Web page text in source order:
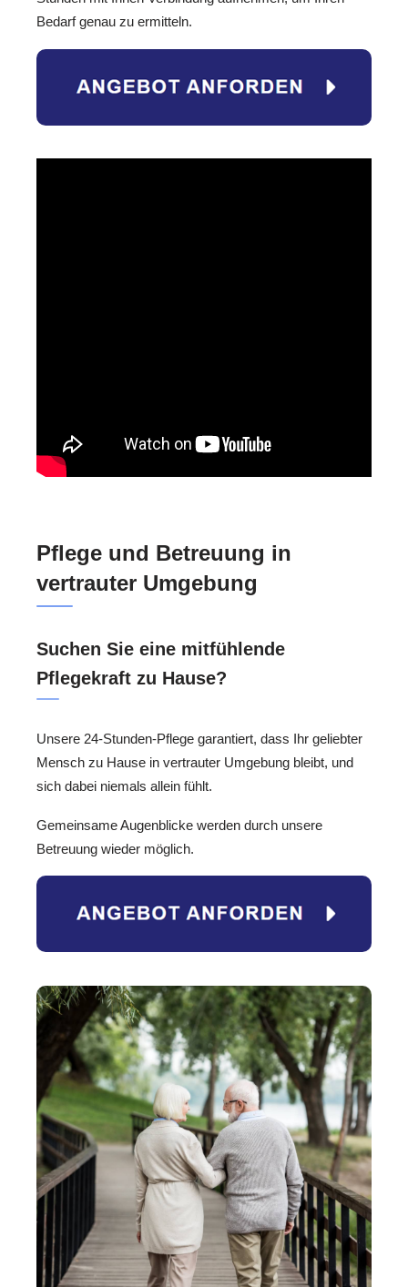
Bedarf genau zu ermitteln.
Pflege und Betreuung in
vertrauter Umgebung
Suchen Sie eine mitfühlende
Pflegekraft zu Hause?
Unsere 24-Stunden-Pflege garantiert, dass Ihr geliebter
Mensch zu Hause in vertrauter Umgebung bleibt, und
sich dabei niemals allein fühlt.
Gemeinsame Augenblicke werden durch unsere
Betreuung wieder möglich.